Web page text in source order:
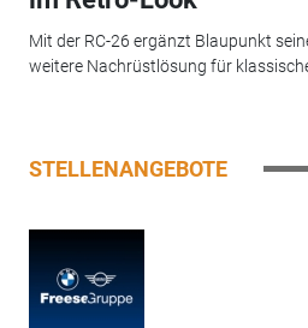
Mit der RC-26 ergänzt Blaupunkt
weitere Nachrüstlösung für
STELLENANGEBOTE